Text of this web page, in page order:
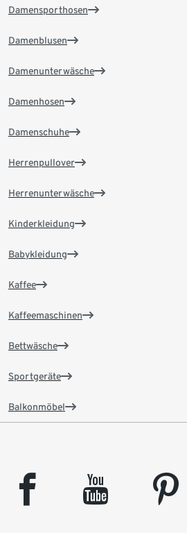
Damensporthosen
Damenblusen
Damenunterwäsche
Damenhosen
Damenschuhe
Herrenpullover
Herrenunterwäsche
Kinderkleidung
Babykleidung
Kaffee
Kaffeemaschinen
Bettwäsche
Sportgeräte
Balkonmöbel
facebook youtube pinterest